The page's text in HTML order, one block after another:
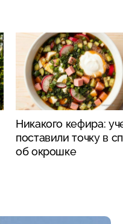
Никакого кефира:
поставили точку в
об окрошке